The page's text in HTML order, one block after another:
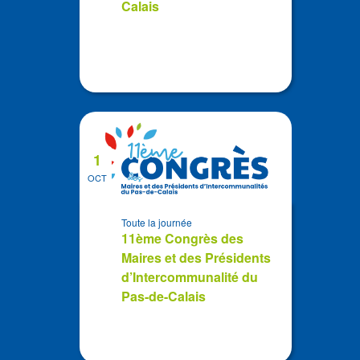
Calais
OCT
1
11ème Congrès des
Maires et des Présidents
d’Intercommunalité du
Pas-de-Calais
Toute la journée